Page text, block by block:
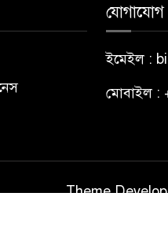
যোগাযোগ
ইমেইল :
মোবাইল :
Theme